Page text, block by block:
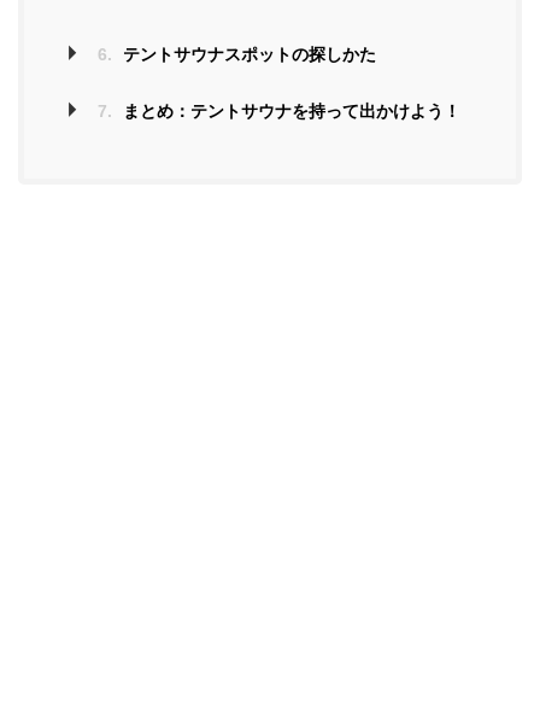
6. テントサウナスポットの探しかた
7. まとめ：テントサウナを持って出かけよう！